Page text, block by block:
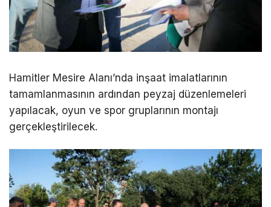
Hamitler Mesire Alanı’nda inşaat imalatlarının
tamamlanmasının ardından peyzaj düzenlemeleri
yapılacak, oyun ve spor gruplarının montajı
gerçekleştirilecek.